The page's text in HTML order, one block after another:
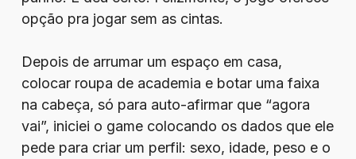
opção pra jogar sem as cintas.
Depois de arrumar um espaço em casa,
colocar roupa de academia e botar uma faixa
na cabeça, só para auto-afirmar que “agora
vai”, iniciei o game colocando os dados que ele
pede para criar um perfil: sexo, idade, peso e o